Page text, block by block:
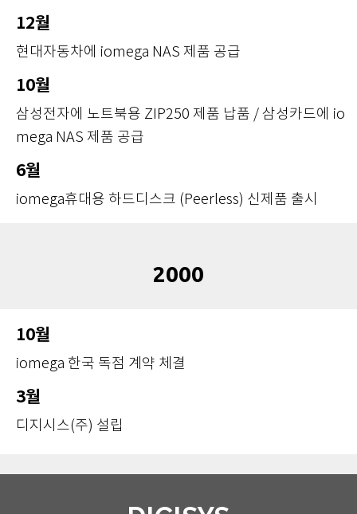
12월
현대자동차에 iomega NAS 제품 공급
10월
삼성전자에 노트북용 ZIP250 제품 납품 / 삼성카드에 io
mega NAS 제품 공급
6월
iomega휴대용 하드디스크 (Peerless) 신제품 출시
2000
10월
iomega 한국 독점 계약 체결
3월
디지시스(주) 설립